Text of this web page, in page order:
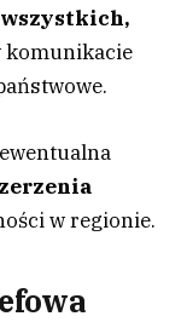
komunikacie
w regionie.